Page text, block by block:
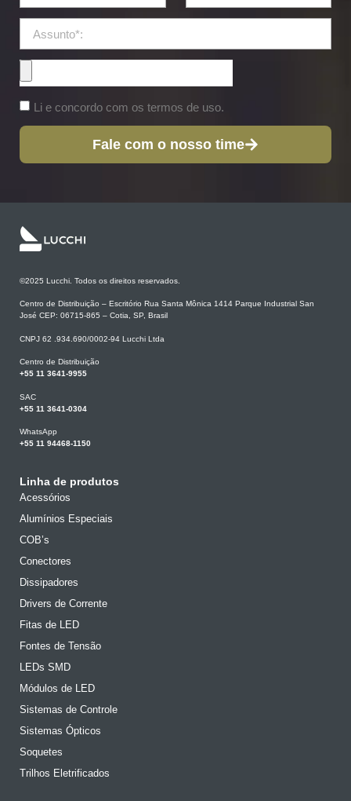
Li e concordo com os termos de uso.
Fale com o nosso time
©2025 Lucchi. Todos os direitos reservados.
Centro de Distribuição – Escritório Rua Santa Mônica 1414 Parque Industrial San
José CEP: 06715-865 – Cotia, SP, Brasil
CNPJ 62 .934.690/0002-94 Lucchi Ltda
Centro de Distribuição
+55 11 3641-9955
SAC
+55 11 3641-0304
WhatsApp
+55 11 94468-1150
Linha de produtos
Acessórios
Alumínios Especiais
COB’s
Conectores
Dissipadores
Drivers de Corrente
Fitas de LED
Fontes de Tensão
LEDs SMD
Módulos de LED
Sistemas de Controle
Sistemas Ópticos
Soquetes
Trilhos Eletrificados